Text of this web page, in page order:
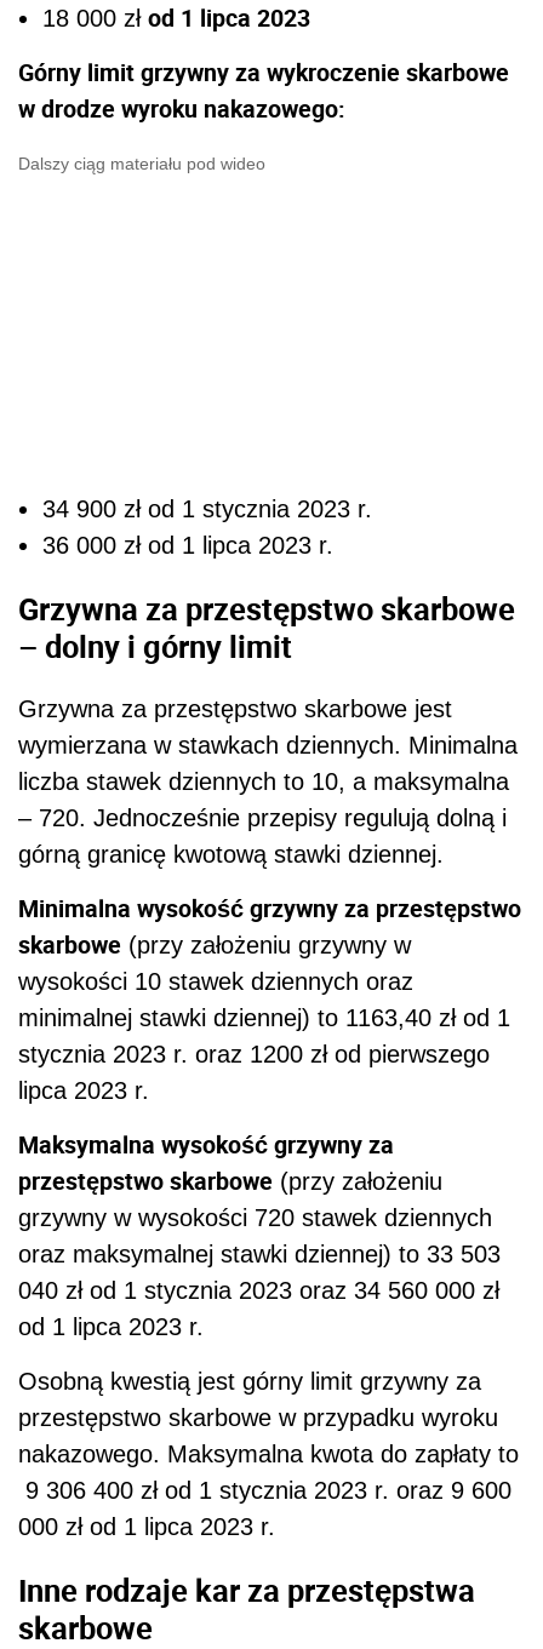
18 000 zł od 1 lipca 2023
Górny limit grzywny za wykroczenie skarbowe
w drodze wyroku nakazowego:
Dalszy ciąg materiału pod wideo
34 900 zł od 1 stycznia 2023 r.
36 000 zł od 1 lipca 2023 r.
Grzywna za przestępstwo skarbowe
– dolny i górny limit
Grzywna za przestępstwo skarbowe jest
wymierzana w stawkach dziennych. Minimalna
liczba stawek dziennych to 10, a maksymalna
– 720. Jednocześnie przepisy regulują dolną i
górną granicę kwotową stawki dziennej.
Minimalna wysokość grzywny za przestępstwo
skarbowe (przy założeniu grzywny w
wysokości 10 stawek dziennych oraz
minimalnej stawki dziennej) to 1163,40 zł od 1
stycznia 2023 r. oraz 1200 zł od pierwszego
lipca 2023 r.
Maksymalna wysokość grzywny za
przestępstwo skarbowe (przy założeniu
grzywny w wysokości 720 stawek dziennych
oraz maksymalnej stawki dziennej) to 33 503
040 zł od 1 stycznia 2023 oraz 34 560 000 zł
od 1 lipca 2023 r.
Osobną kwestią jest górny limit grzywny za
przestępstwo skarbowe w przypadku wyroku
nakazowego. Maksymalna kwota do zapłaty to
9 306 400 zł od 1 stycznia 2023 r. oraz 9 600
000 zł od 1 lipca 2023 r.
Inne rodzaje kar za przestępstwa
skarbowe